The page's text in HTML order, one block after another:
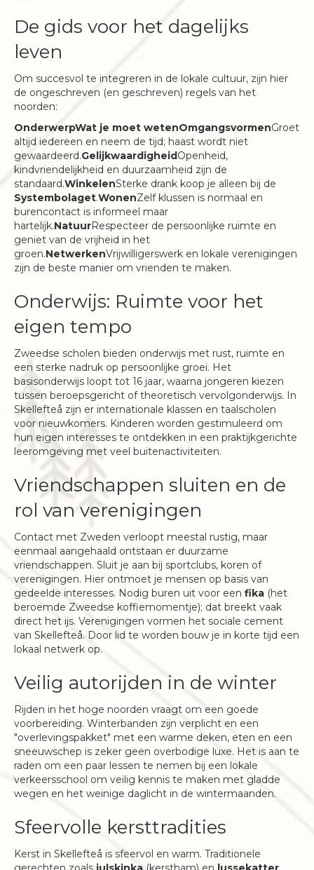
De gids voor het dagelijks
leven
Om succesvol te integreren in de lokale cultuur, zijn hier
de ongeschreven (en geschreven) regels van het
noorden:
OnderwerpWat je moet wetenOmgangsvormenGroet
altijd iedereen en neem de tijd; haast wordt niet
gewaardeerd.GelijkwaardigheidOpenheid,
kindvriendelijkheid en duurzaamheid zijn de
standaard.WinkelenSterke drank koop je alleen bij de
Systembolaget.WonenZelf klussen is normaal en
burencontact is informeel maar
hartelijk.NatuurRespecteer de persoonlijke ruimte en
geniet van de vrijheid in het
groen.NetwerkenVrijwilligerswerk en lokale verenigingen
zijn de beste manier om vrienden te maken.
Onderwijs: Ruimte voor het
eigen tempo
Zweedse scholen bieden onderwijs met rust, ruimte en
een sterke nadruk op persoonlijke groei. Het
basisonderwijs loopt tot 16 jaar, waarna jongeren kiezen
tussen beroepsgericht of theoretisch vervolgonderwijs. In
Skellefteå zijn er internationale klassen en taalscholen
voor nieuwkomers. Kinderen worden gestimuleerd om
hun eigen interesses te ontdekken in een praktijkgerichte
leeromgeving met veel buitenactiviteiten.
Vriendschappen sluiten en de
rol van verenigingen
Contact met Zweden verloopt meestal rustig, maar
eenmaal aangehaald ontstaan er duurzame
vriendschappen. Sluit je aan bij sportclubs, koren of
verenigingen. Hier ontmoet je mensen op basis van
gedeelde interesses. Nodig buren uit voor een fika (het
beroemde Zweedse koffiemomentje); dat breekt vaak
direct het ijs. Verenigingen vormen het sociale cement
van Skellefteå. Door lid te worden bouw je in korte tijd een
lokaal netwerk op.
Veilig autorijden in de winter
Rijden in het hoge noorden vraagt om een goede
voorbereiding. Winterbanden zijn verplicht en een
"overlevingspakket" met een warme deken, eten en een
sneeuwschep is zeker geen overbodige luxe. Het is aan te
raden om een paar lessen te nemen bij een lokale
verkeersschool om veilig kennis te maken met gladde
wegen en het weinige daglicht in de wintermaanden.
Sfeervolle kersttradities
Kerst in Skellefteå is sfeervol en warm. Traditionele